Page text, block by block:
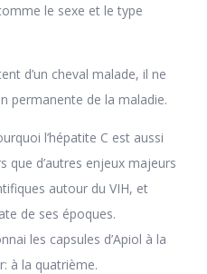
le sexe et le type
d’un cheval malade, il ne
permanente de la maladie.
l’hépatite C est aussi
que d’autres enjeux majeurs
autour du VIH, et
de ses époques.
les capsules d’Apiol à la
à la quatrième.